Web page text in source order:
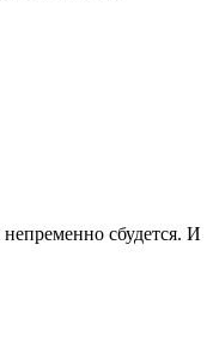
непременно сбудется. И